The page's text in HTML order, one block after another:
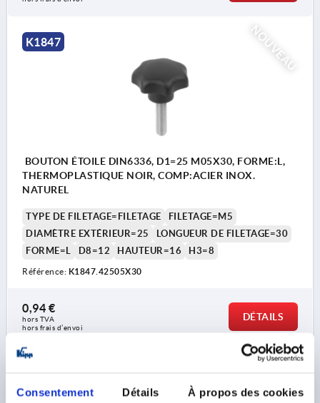
Consentement Détails À propos des cookies
NOUVEAU
K1847
BOUTON ÉTOILE DIN6336, D1=25 M05X30, FORME:L,
THERMOPLASTIQUE NOIR, COMP:ACIER INOX.
NATUREL
TYPE DE FILETAGE=FILETAGE
FILETAGE=M5
DIAMÈTRE EXTÉRIEUR=25
LONGUEUR DE FILETAGE=30
FORME=L
D8=12 HAUTEUR=16 H3=8
Référence: K1847.42505X30
0,94 €
hors TVA
hors frais d’envoi
DÉTAILS
NOUVEAU